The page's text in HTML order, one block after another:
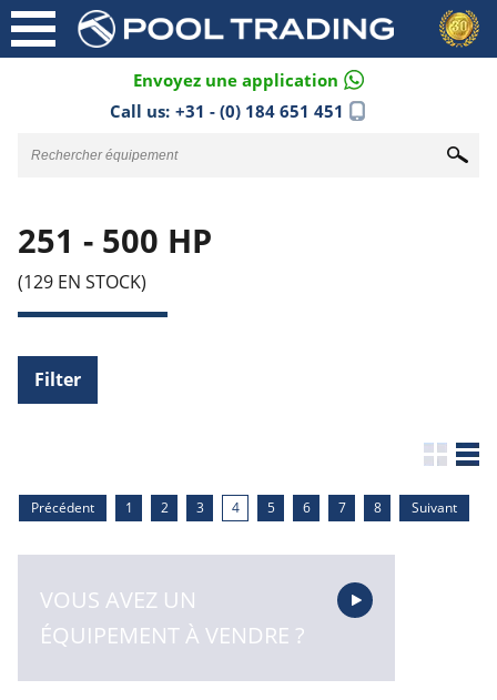
Envoyez une application
Call us: +31 - (0) 184 651 451
251 - 500 HP
(129 EN STOCK)
Filter
Précédent 1 2 3 4 5 6 7 8 Suivant
VOUS AVEZ UN
ÉQUIPEMENT À VENDRE ?